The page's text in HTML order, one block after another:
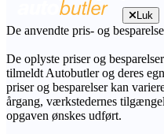
Luk
De anvendte pris- og
De oplyste priser og
tilmeldt Autobutler og deres
priser og besparelser kan
årgang, værkstedernes
opgaven ønskes udført.